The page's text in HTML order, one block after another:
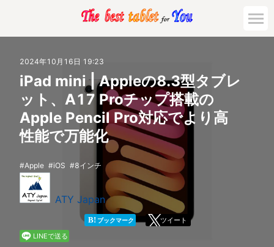
活用対策と事例
主要機種の比較
ゲーミング
法人向け
2024年10月16日 19:23
iPad mini | Appleの8.3型タブレ
ット、A17 Proチップ搭載の
Apple Pencil Pro対応でより高
性能で万能化
Apple iOS 8インチ
ATY Japan
B! ブックマーク
ツイート
LINEで送る